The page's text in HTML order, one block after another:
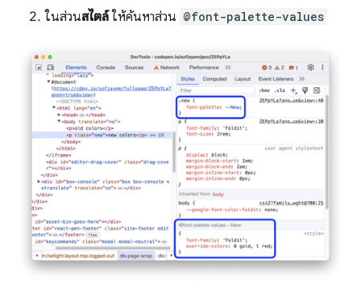
ในส่วนสไตล์ให้ค้นหาส่วน @font-palette-values